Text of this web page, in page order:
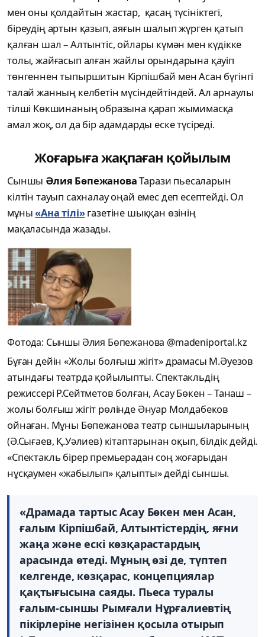
мен оны қолдайтын жастар, қасаң түсініктегі,
біреудің артын қазып, аяғын шалып жүрген қатып
қалған шал – Алтынтіс, ойлары күмән мен күдікке
толы, жайғасып алған жайлы орындарына қауіп
төнгеннен тыпыршитын Кірпішбай мен Асан бүгінгі
талай жанның келбетін мүсіндейтіндей. Ал арнаулы
тілші Көкшинаның образына қарап жымимасқа
амал жоқ, ол да бір адамдарды еске түсіреді.
Жоғарыға жақпаған қойылым
Сыншы Әлия БөпежановаТарази пьесаларын
кілтін тауып сахналау оңай емес деп есептейді. Ол
мұны«Ана тілі»газетіне шыққан өзінің
мақаласында жазады.
Фотода: Сыншы Әлия Бөпежанова @madeniportal.kz
Бұған дейін «Жолы болғыш жiгiт» драмасы М.Әуезов
атындағы театрда қойылыпты. Спектакльдiң
режиссерi Р.Сейтметов болған, Асау Бөкен – Танаш –
жолы болғыш жiгiт рөлiнде Әнуар Молдабеков
ойнаған. Мұны Бөпежанова театр сыншыларының
(Ә.Сығаев, Қ.Уәлиев) кiтаптарынан оқып, бiлдiк дейді.
«Спектакль бiрер премьерадан соң жоғарыдан
нұсқаумен «жабылып» қалыпты» дейді сыншы.
«Драмада тартыс Асау Бөкен мен Асан,
ғалым Кiрпiшбай, Алтынтістердiң, яғни
жаңа және ескi көзқарастардың
арасында өтедi. Мұның өзi де, түптеп
келгенде, көзқарас, концепциялар
қақтығысына саяды. Пьеса туралы
ғалым-сыншы Рымғали Нұрғалиевтiң
пiкiрлерiне негiзiнен қосыла отырып